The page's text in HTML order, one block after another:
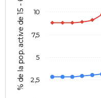
% de la pop. active de 15 - 64 ans 2,5
5
7,5
10